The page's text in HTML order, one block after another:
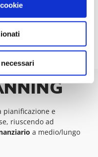
pianificazione e
riuscendo ad
a medio/lungo